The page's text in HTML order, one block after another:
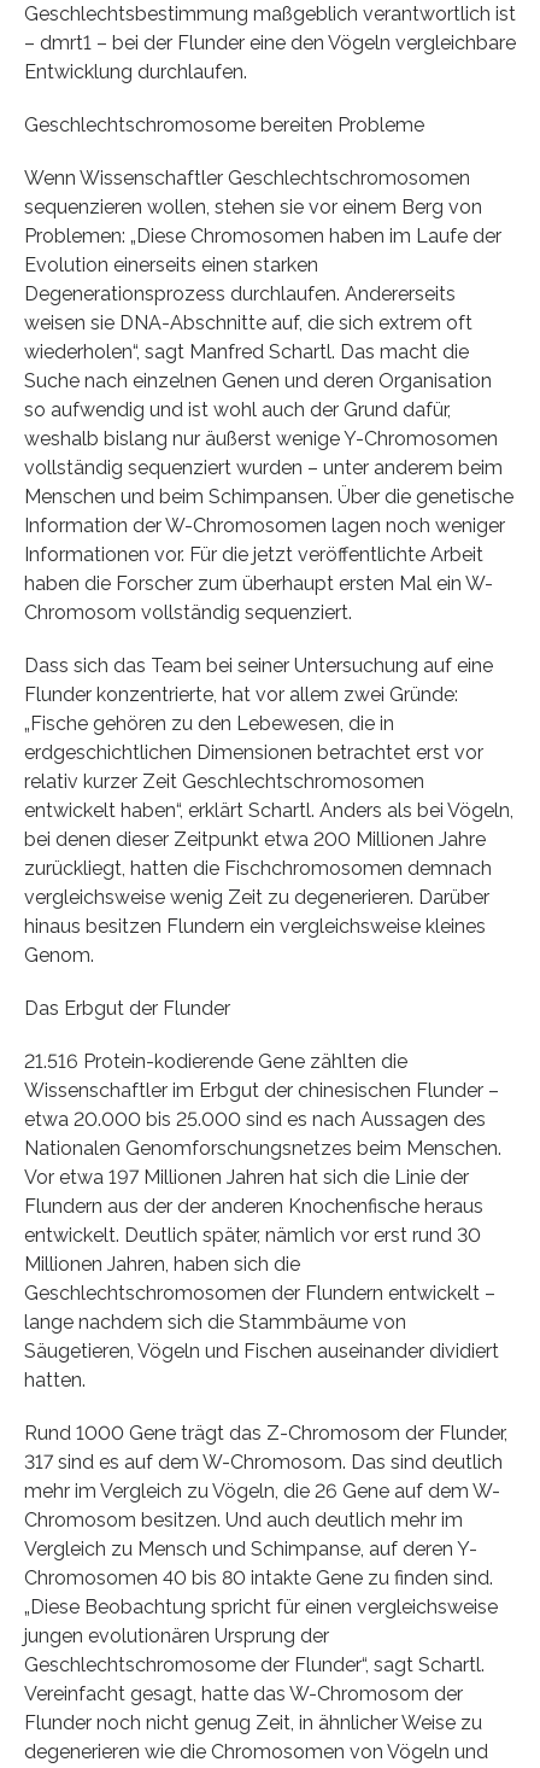
Geschlechtsbestimmung maßgeblich verantwortlich ist
– dmrt1 – bei der Flunder eine den Vögeln vergleichbare
Entwicklung durchlaufen.
Geschlechtschromosome bereiten Probleme
Wenn Wissenschaftler Geschlechtschromosomen
sequenzieren wollen, stehen sie vor einem Berg von
Problemen: „Diese Chromosomen haben im Laufe der
Evolution einerseits einen starken
Degenerationsprozess durchlaufen. Andererseits
weisen sie DNA-Abschnitte auf, die sich extrem oft
wiederholen“, sagt Manfred Schartl. Das macht die
Suche nach einzelnen Genen und deren Organisation
so aufwendig und ist wohl auch der Grund dafür,
weshalb bislang nur äußerst wenige Y-Chromosomen
vollständig sequenziert wurden – unter anderem beim
Menschen und beim Schimpansen. Über die genetische
Information der W-Chromosomen lagen noch weniger
Informationen vor. Für die jetzt veröffentlichte Arbeit
haben die Forscher zum überhaupt ersten Mal ein W-
Chromosom vollständig sequenziert.
Dass sich das Team bei seiner Untersuchung auf eine
Flunder konzentrierte, hat vor allem zwei Gründe:
„Fische gehören zu den Lebewesen, die in
erdgeschichtlichen Dimensionen betrachtet erst vor
relativ kurzer Zeit Geschlechtschromosomen
entwickelt haben“, erklärt Schartl. Anders als bei Vögeln,
bei denen dieser Zeitpunkt etwa 200 Millionen Jahre
zurückliegt, hatten die Fischchromosomen demnach
vergleichsweise wenig Zeit zu degenerieren. Darüber
hinaus besitzen Flundern ein vergleichsweise kleines
Genom.
Das Erbgut der Flunder
21.516 Protein-kodierende Gene zählten die
Wissenschaftler im Erbgut der chinesischen Flunder –
etwa 20.000 bis 25.000 sind es nach Aussagen des
Nationalen Genomforschungsnetzes beim Menschen.
Vor etwa 197 Millionen Jahren hat sich die Linie der
Flundern aus der der anderen Knochenfische heraus
entwickelt. Deutlich später, nämlich vor erst rund 30
Millionen Jahren, haben sich die
Geschlechtschromosomen der Flundern entwickelt –
lange nachdem sich die Stammbäume von
Säugetieren, Vögeln und Fischen auseinander dividiert
hatten.
Rund 1000 Gene trägt das Z-Chromosom der Flunder,
317 sind es auf dem W-Chromosom. Das sind deutlich
mehr im Vergleich zu Vögeln, die 26 Gene auf dem W-
Chromosom besitzen. Und auch deutlich mehr im
Vergleich zu Mensch und Schimpanse, auf deren Y-
Chromosomen 40 bis 80 intakte Gene zu finden sind.
„Diese Beobachtung spricht für einen vergleichsweise
jungen evolutionären Ursprung der
Geschlechtschromosome der Flunder“, sagt Schartl.
Vereinfacht gesagt, hatte das W-Chromosom der
Flunder noch nicht genug Zeit, in ähnlicher Weise zu
degenerieren wie die Chromosomen von Vögeln und